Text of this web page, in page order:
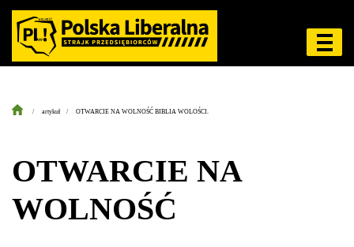
artykuł OTWARCIE NA WOLNOŚĆ BIBLIA WOLOŚCI.
OTWARCIE NA
WOLNOŚĆ